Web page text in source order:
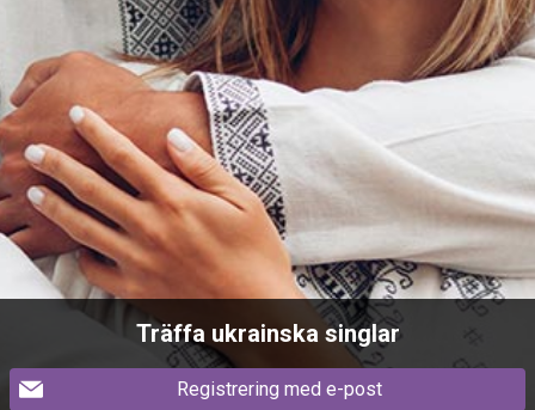
Träffa ukrainska singlar
Registrering med e-post